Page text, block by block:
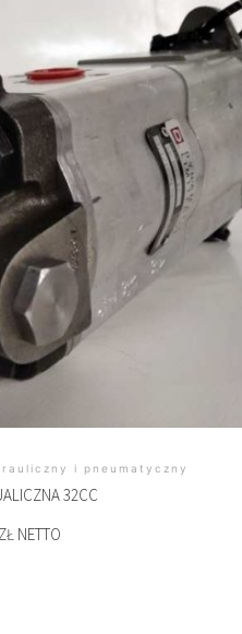
i pneumatyczny
32CC
NETTO